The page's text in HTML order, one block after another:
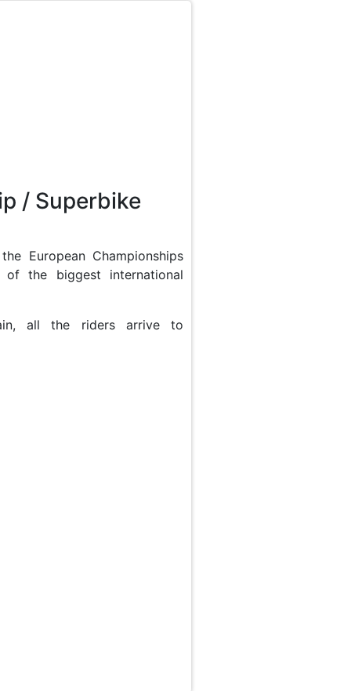
/ Superbike
European Championships
the biggest international
all the riders arrive to